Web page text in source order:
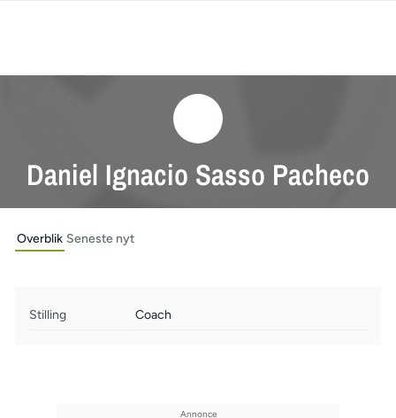
Daniel Ignacio Sasso Pacheco
Overblik Seneste nyt
Stilling Coach